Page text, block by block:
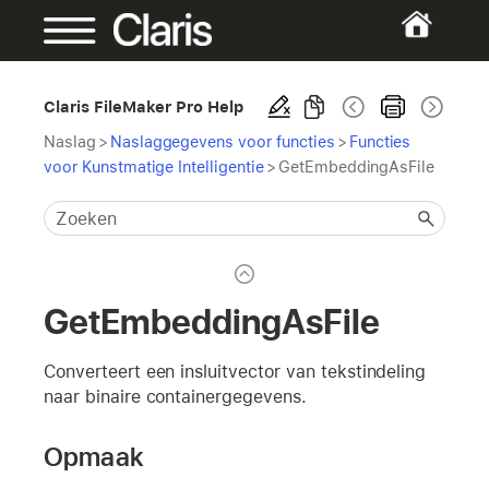
Claris FileMaker Pro Help
Naslag > Naslaggegevens voor functies > Functies
voor Kunstmatige Intelligentie> GetEmbeddingAsFile
GetEmbeddingAsFile
Converteert een insluitvector van tekstindeling
naar binaire containergegevens.
Opmaak